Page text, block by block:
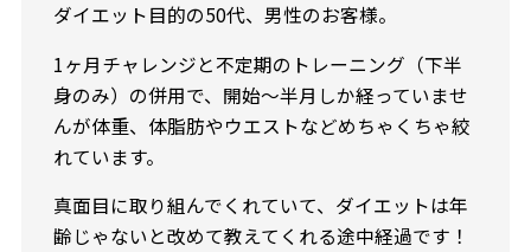
ダイエット目的の50代、男性のお客様。
1ヶ月チャレンジと不定期のトレーニング（下半
身のみ）の併用で、開始～半月しか経っていませ
んが体重、体脂肪やウエストなどめちゃくちゃ絞
れています。
真面目に取り組んでくれていて、ダイエットは年
齢じゃないと改めて教えてくれる途中経過です！